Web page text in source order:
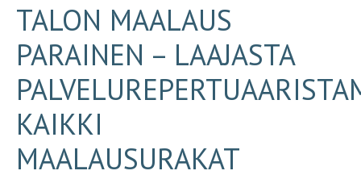
TALON MAALAUS
PARAINEN – LAAJASTA
KAIKKI
MAALAUSURAKAT